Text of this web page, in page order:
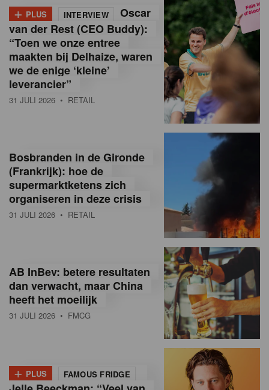
a
M
a
g
a
n
e
a
+ PLUS INTERVIEW
Oscar
van der Rest (CEO Buddy):
“Toen we onze entree
maakten bij Delhaize, waren
we de enige ‘kleine’
leverancier”
31 JULI 2026 • RETAIL
Bosbranden in de Gironde
(Frankrijk): hoe de
supermarktketens zich
organiseren in deze crisis
31 JULI 2026 • RETAIL
AB InBev: betere resultaten
dan verwacht, maar China
heeft het moeilijk
31 JULI 2026 • FMCG
+ PLUS FAMOUS FRIDGE